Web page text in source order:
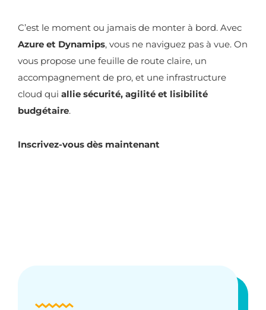
C’est le moment ou jamais de monter à bord. Avec
Azure et Dynamips, vous ne naviguez pas à vue. On
vous propose une feuille de route claire, un
accompagnement de pro, et une infrastructure
cloud qui allie sécurité, agilité et lisibilité
budgétaire.
Inscrivez-vous dès maintenant